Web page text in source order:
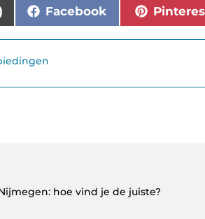
Facebook
hoe vind je de juiste?